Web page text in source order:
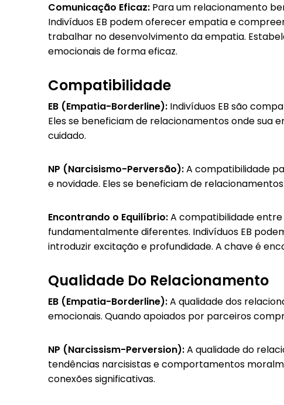
Comunicação Eficaz: Para um relacionamento
Indivíduos EB podem oferecer empatia e
trabalhar no desenvolvimento da empatia.
emocionais de forma eficaz.
Compatibilidade
EB (Empatia-Borderline): Indivíduos EB são
Eles se beneficiam de relacionamentos onde sua
cuidado.
NP (Narcisismo-Perversão):A compatibilidade
e novidade. Eles se beneficiam de
Encontrando o Equilíbrio:A compatibilidade entre
fundamentalmente diferentes. Indivíduos EB
introduzir excitação e profundidade. A chave é
Qualidade Do Relacionamento
EB (Empatia-Borderline):A qualidade dos
emocionais. Quando apoiados por parceiros
NP (Narcissism-Perversion):A qualidade do
tendências narcisistas e comportamentos
conexões significativas.